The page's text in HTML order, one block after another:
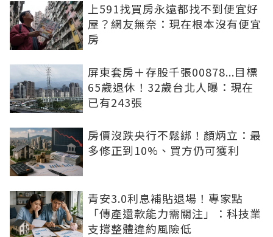
上591找買房永遠都找不到便宜好
屋？網友無奈：現在根本沒有便宜
房
屏東套房＋存股千張00878...目標
65歲退休！32歲台北人曝：現在
已有243張
房價沒跌央行不鬆綁！顏炳立：最
多修正到10%、買方仍可獲利
青安3.0利息補貼退場！專家點
「傳產還款能力需關注」：科技業
支撐整體違約風險低